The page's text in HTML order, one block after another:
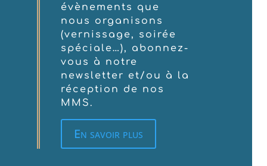
évènements que
nous organisons
(vernissage, soirée
spéciale…), abonnez-
vous à notre
newsletter et/ou à la
réception de nos
MMS.
En savoir plus